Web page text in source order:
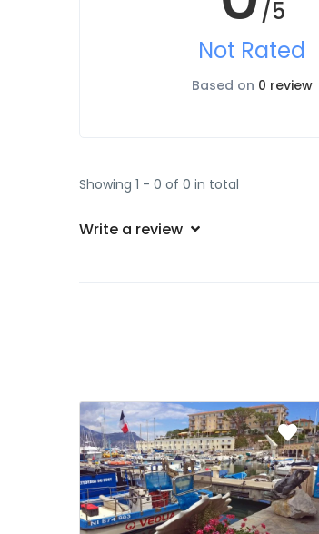
/5
Not Rated
Based on 0 review
Showing 1 - 0 of 0 in total
Write a review